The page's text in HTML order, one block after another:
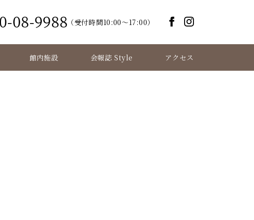
（受付時間10:00～17:00）
館内施設 会報誌 Style アクセス